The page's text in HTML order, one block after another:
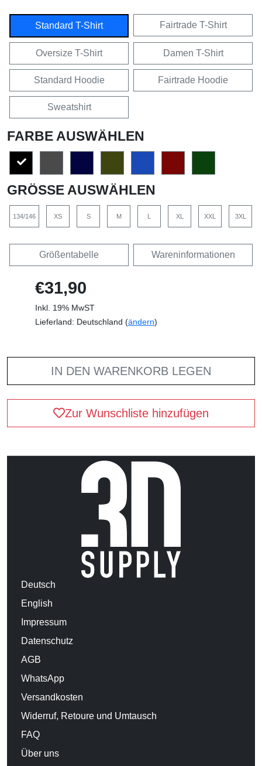
Standard T-Shirt Fairtrade T-Shirt
Oversize T-Shirt Damen T-Shirt
Standard Hoodie Fairtrade Hoodie
Sweatshirt
FARBE AUSWÄHLEN
GRÖSSE AUSWÄHLEN
134/146 XS S M XL XXL 3XL
Größentabelle Wareninformationen
€31,90
Inkl. 19% MwST
Lieferland: Deutschland (ändern)
IN DEN WARENKORB LEGEN
Zur Wunschliste hinzufügen
Deutsch
English
Impressum
Datenschutz
AGB
WhatsApp
Versandkosten
Widerruf, Retoure und Umtausch
FAQ
Über uns